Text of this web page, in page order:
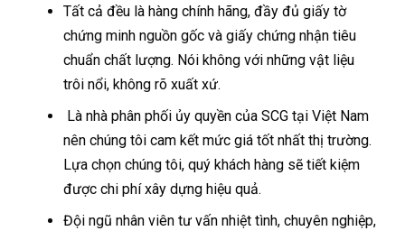
Tất cả đều là hàng chính hãng, đầy đủ giấy tờ
chứng minh nguồn gốc và giấy chứng nhận tiêu
chuẩn chất lượng. Nói không với những vật liệu
trôi nổi, không rõ xuất xứ.
Là nhà phân phối ủy quyền của SCG tại Việt Nam
nên chúng tôi cam kết mức giá tốt nhất thị trường.
Lựa chọn chúng tôi, quý khách hàng sẽ tiết kiệm
được chi phí xây dựng hiệu quả.
Đội ngũ nhân viên tư vấn nhiệt tình, chuyên nghiệp,